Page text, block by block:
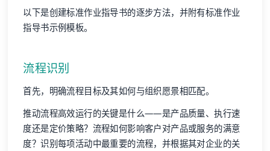
以下是创建标准作业指导书的逐步方法，并附有标准作业
指导书示例模板。
流程识别
首先，明确流程目标及其如何与组织愿景相匹配。
推动流程高效运行的关键是什么——是产品质量、执行速
度还是定价策略？流程如何影响客户对产品或服务的满意
度？识别每项活动中最重要的流程，并根据其对企业的关